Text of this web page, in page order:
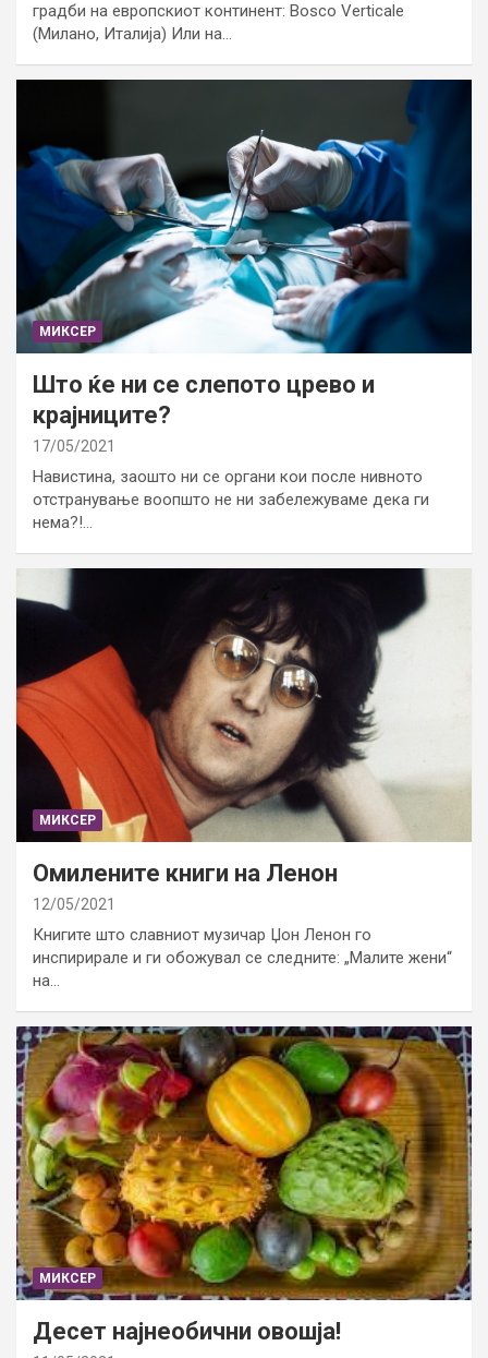
градби на европскиот континент: Bosco Verticale
(Милано, Италија) Или на…
МИКСЕР
Што ќе ни се слепото црево и
крајниците?
17/05/2021
Навистина, заошто ни се органи кои после нивното
отстранување воопшто не ни забележуваме дека ги
нема?!…
МИКСЕР
Омилените книги на Ленон
12/05/2021
Книгите што славниот музичар Џон Ленон го
инспирирале и ги обожувал се следните: „Малите жени“
на…
МИКСЕР
Десет најнеобични овошја!